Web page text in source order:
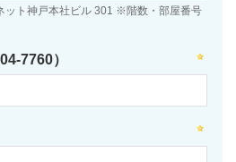
ット神戸本社ビル 301 ※階数・部屋番号
7760）